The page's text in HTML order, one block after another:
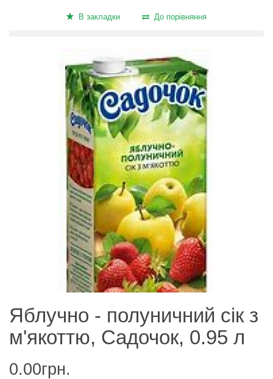
В закладки До порівняння
Яблучно - полуничний сік з
м'якоттю, Садочок, 0.95 л
0.00грн.